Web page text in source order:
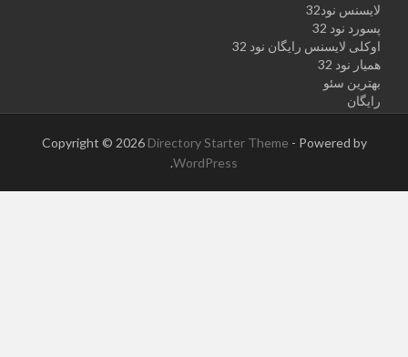
لایسنس نود32
پسورد نود 32
اوکلی لایسنس رایگان نود 32
همیار نود 32
بهترین سئو
رایگان
Copyright © 2026 Directory Starter Theme - Powered by
WordPress
.